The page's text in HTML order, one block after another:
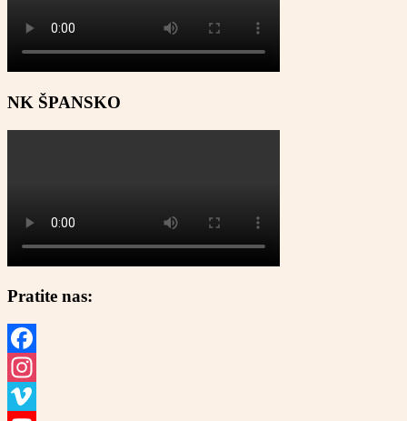
NK ŠPANSKO
Pratite nas:
Facebook
Instagram